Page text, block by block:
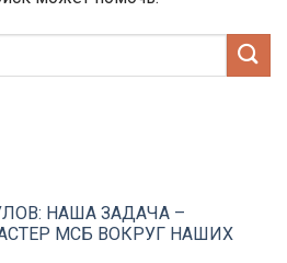
НАША ЗАДАЧА –
МСБ ВОКРУГ НАШИХ